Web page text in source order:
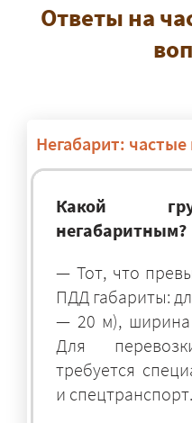
Ответы на
Негабарит:
Какой
негабаритным?
— Тот, что
ПДД габариты:
— 20 м), ширина
Для
требуется
и спецтранспорт.